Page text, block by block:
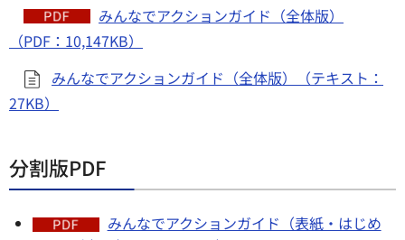
みんなでアクションガイド（全体版）
（PDF：10,147KB）
みんなでアクションガイド（全体版）（テキスト：
27KB）
分割版PDF
みんなでアクションガイド（表紙・はじめ